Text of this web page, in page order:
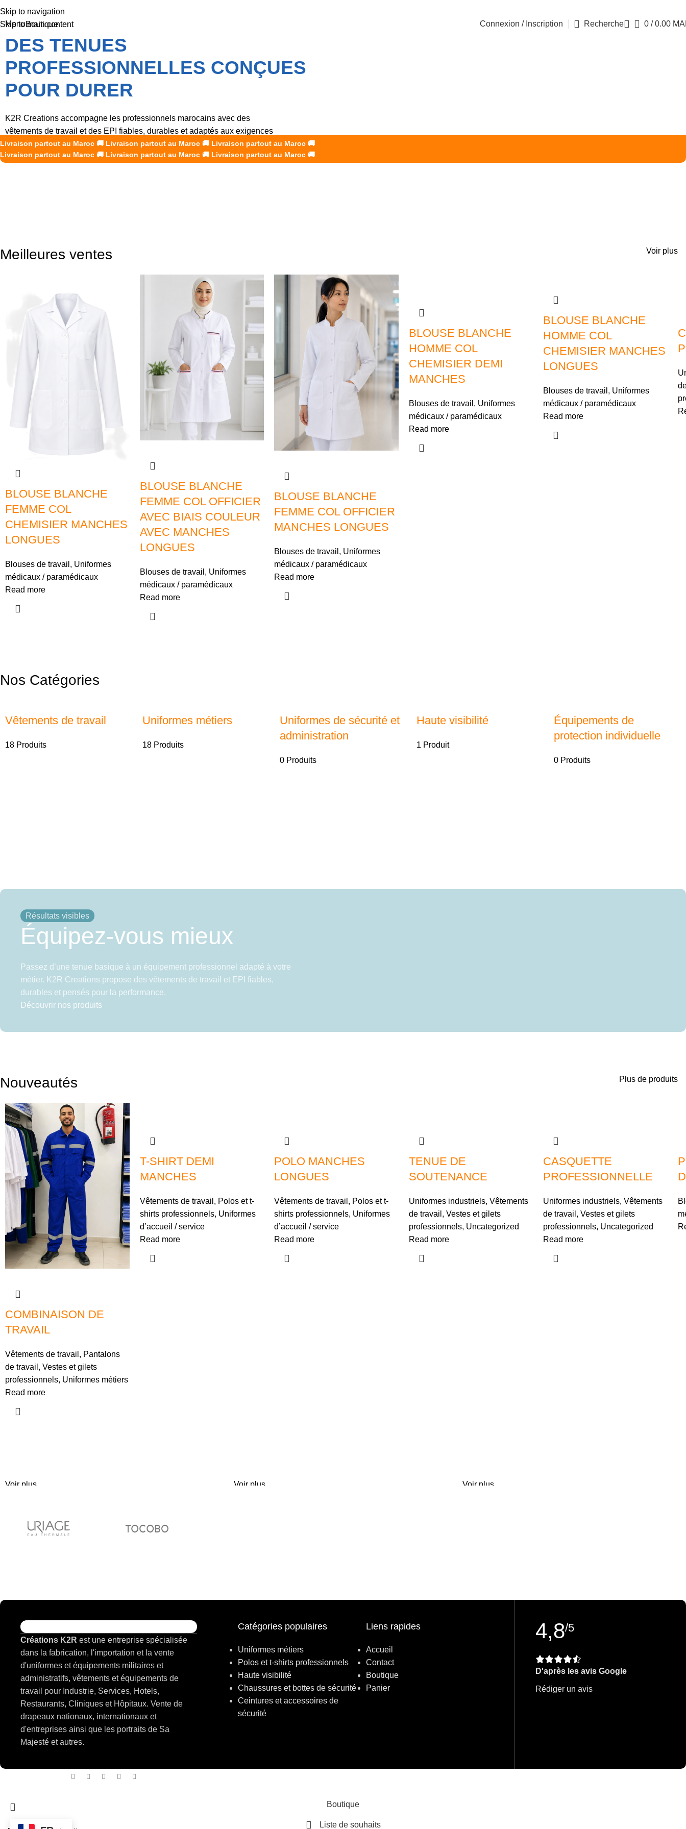
Skip to navigation
Skip to main content
MenuBoutique Connexion / Inscription Recherche 0 / 0.00
DES TENUES
PROFESSIONNELLES CONÇUES
POUR DURER
K2R Creations accompagne les professionnels marocains avec des
vêtements de travail et des EPI fiables, durables et adaptés aux exigences
de chaque métier.
Découvrir nos produits
Livraison partout au Maroc 🚚 Livraison partout au Maroc 🚚 Livraison partout au Maroc 🚚
Livraison partout au Maroc 🚚 Livraison partout au Maroc 🚚 Livraison partout au Maroc 🚚
Meilleures ventes Voir plus
BLOUSE BLANCHE
FEMME COL
CHEMISIER MANCHES
LONGUES
Blouses de travail , Uniformes
médicaux / paramédicaux
Read more
BLOUSE BLANCHE
FEMME COL OFFICIER
AVEC BIAIS COULEUR
AVEC MANCHES
LONGUES
Blouses de travail , Uniformes
médicaux / paramédicaux
Read more
BLOUSE BLANCHE
FEMME COL OFFICIER
MANCHES LONGUES
Blouses de travail , Uniformes
médicaux / paramédicaux
Read more
BLOUSE BLANCHE
HOMME COL
CHEMISIER DEMI
MANCHES
Blouses de travail , Uniformes
médicaux / paramédicaux
Read more
BLOUSE BLANCHE
HOMME COL
CHEMISIER MANCHES
LONGUES
Blouses de travail , Uniformes
médicaux / paramédicaux
Read more
Nos Catégories
Vêtements de travail
18 Produits
Uniformes métiers
18 Produits
Uniformes de sécurité et
administration
0 Produits
Haute visibilité
1 Produit
Équipements de
protection individuelle
0 Produits
Résultats visibles
Équipez-vous mieux
Passez d’une tenue basique à un équipement professionnel adapté à votre
métier. K2R Creations propose des vêtements de travail et EPI fiables,
durables et pensés pour la performance.
Découvrir nos produits
Nouveautés Plus de produits
COMBINAISON DE
TRAVAIL
Vêtements de travail , Pantalons
de travail , Vestes et gilets
professionnels, Uniformes métiers
Read more
T-SHIRT DEMI
MANCHES
Vêtements de travail , Polos et t-
shirts professionnels, Uniformes
d’accueil / service
Read more
POLO MANCHES
LONGUES
Vêtements de travail , Polos et t-
shirts professionnels, Uniformes
d’accueil / service
Read more
TENUE DE
SOUTENANCE
Uniformes industriels, Vêtements
de travail , Vestes et gilets
professionnels, Uncategorized
Read more
CASQUETTE
PROFESSIONNELLE
Uniformes industriels,Vêtements
de travail ,Vestes et gilets
professionnels, Uncategorized
Read more
Voir plus Voir plus Voir plus
Créations K2R est une entreprise spécialisée
dans la fabrication, l'importation et la vente
d'uniformes et équipements militaires et
administratifs, vêtements et équipements de
travail pour Industrie, Services, Hotels,
Restaurants, Cliniques et Hôpitaux. Vente de
drapeaux nationaux, internationaux et
d'entreprises ainsi que les portraits de Sa
Majesté et autres.
Catégories populaires
Uniformes métiers
Polos et t-shirts professionnels
Haute visibilité
Chaussures et bottes de sécurité
Ceintures et accessoires de
sécurité
Liens rapides
Accueil
Contact
Boutique
Panier
4,8/5
D'après les avis Google
Rédiger un avis
Boutique
Liste de souhaits